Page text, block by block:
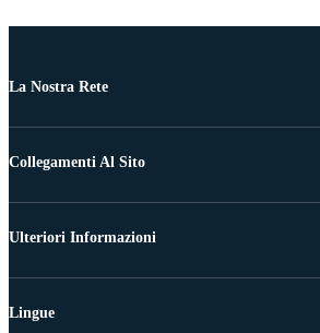
La Nostra Rete
Collegamenti Al Sito
Ulteriori Informazioni
Lingue